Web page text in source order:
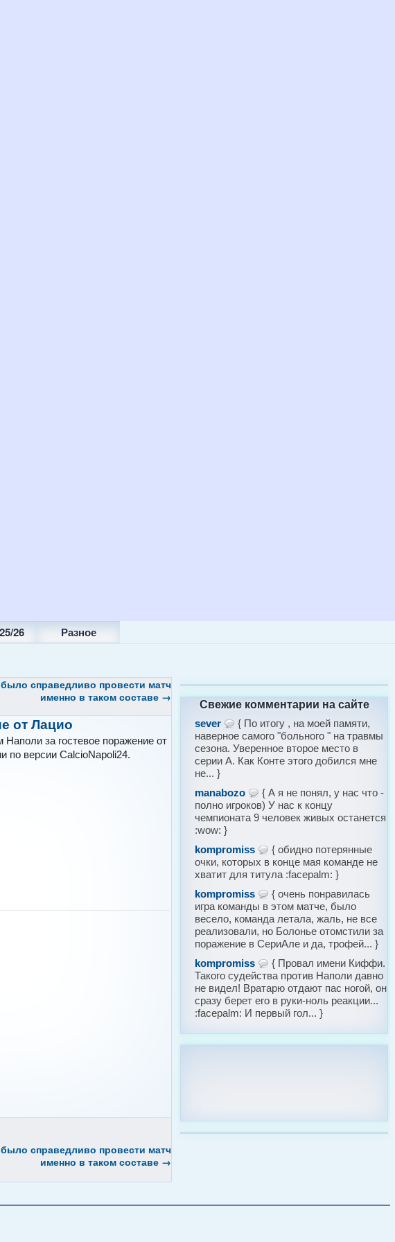
26 Разное
справедливо провести матч
именно в таком составе →
от Лацио
за гостевое поражение от
по версии CalcioNapoli24.
справедливо провести матч
именно в таком составе →
Свежие комментарии на сайте
sever
{ По итогу , на моей памяти,
наверное самого "больного " на травмы
сезона. Уверенное второе место в
серии А. Как Конте этого добился мне
не... }
manabozo
{ А я не понял, у нас что -
полно игроков) У нас к концу
чемпионата 9 человек живых останется
:wow: }
kompromiss
{ обидно потерянные
очки, которых в конце мая команде не
хватит для титула :facepalm: }
kompromiss
{ очень понравилась
игра команды в этом матче, было
весело, команда летала, жаль, не все
реализовали, но Болонье отомстили за
поражение в СериАле и да, трофей... }
kompromiss
{ Провал имени Киффи.
Такого судейства против Наполи давно
не видел! Вратарю отдают пас ногой, он
сразу берет его в руки-ноль реакции...
:facepalm: И первый гол... }